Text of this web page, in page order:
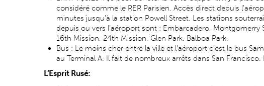
considéré comme le RER Parisien. Accès direct depuis
minutes jusqu’à la station Powell Street. Les stations
depuis ou vers l’aéroport sont : Embarcadero, Montgomerry
16th Mission, 24th Mission, Glen Park, Balboa Park.
Bus : Le moins cher entre la ville et l’aéroport c’est le bus
au Terminal A. Il fait de nombreux arrêts dans San
L’Esprit Rusé: